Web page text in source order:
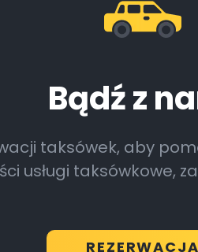
Bądź z
taksówek, aby
usługi taksówkowe,
REZERWACJA